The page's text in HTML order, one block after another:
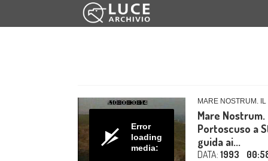
Error
loading
media:
MARE NOSTRUM.
Mare
Portoscuso a
guida ai...
DATA: 1993